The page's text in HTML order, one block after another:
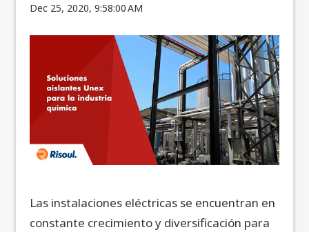
Dec 25, 2020, 9:58:00 AM
Las instalaciones eléctricas se encuentran en
constante crecimiento y diversificación para